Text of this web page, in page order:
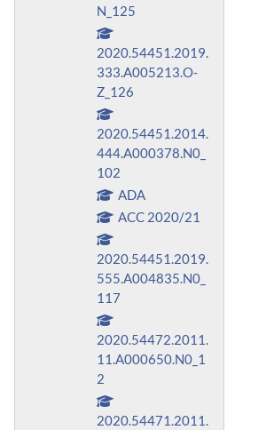
N_125
2020.54451.2019.
333.A005213.O-
Z_126
2020.54451.2014.
444.A000378.N0_
102
ADA
ACC 2020/21
2020.54451.2019.
555.A004835.N0_
117
2020.54472.2011.
11.A000650.N0_1
2
2020.54471.2011.